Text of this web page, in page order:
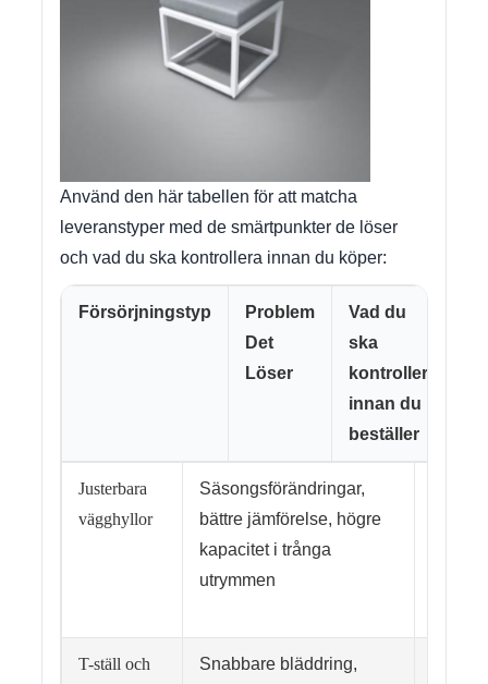
Använd den här tabellen för att matcha
leveranstyper med de smärtpunkter de löser
och vad du ska kontrollera innan du köper:
Försörjningstyp
Problem
Det
Löser
Vad du
ska
kontrollera
innan du
beställer
Justerbara
vägghyllor
Säsongsförändringar,
bättre jämförelse, högre
kapacitet i trånga
utrymmen
T-ställ och
Snabbare bläddring,